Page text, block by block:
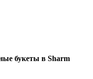
букеты в Sharm